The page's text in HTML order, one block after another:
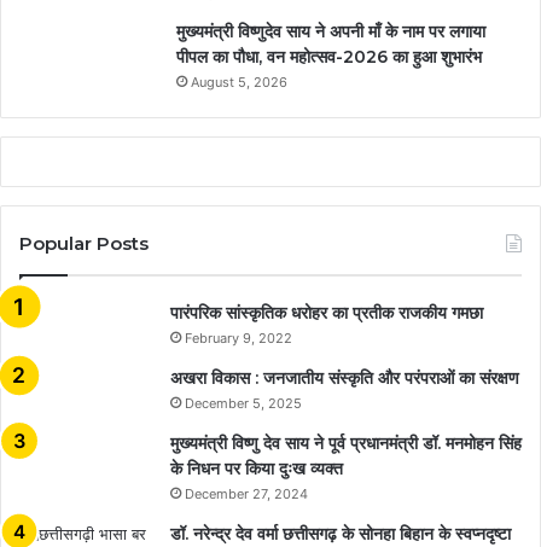
मुख्यमंत्री विष्णुदेव साय ने अपनी माँ के नाम पर लगाया
पीपल का पौधा, वन महोत्सव-2026 का हुआ शुभारंभ
August 5, 2026
Popular Posts
​​​​​​​पारंपरिक सांस्कृतिक धरोहर का प्रतीक राजकीय गमछा
February 9, 2022
अखरा विकास : जनजातीय संस्कृति और परंपराओं का संरक्षण
December 5, 2025
मुख्यमंत्री विष्णु देव साय ने पूर्व प्रधानमंत्री डॉ. मनमोहन सिंह
के निधन पर किया दुःख व्यक्त
December 27, 2024
डॉ. नरेन्द्र देव वर्मा छत्तीसगढ़ के सोनहा बिहान के स्वप्नदृष्टा